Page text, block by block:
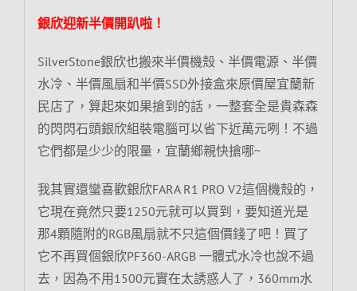
銀欣迎新半價開趴啦！
SilverStone銀欣也搬來半價機殼、半價電源、半價
水冷、半價風扇和半價SSD外接盒來原價屋宜蘭新
民店了，算起來如果搶到的話，一整套全是貴森森
的閃閃石頭銀欣組裝電腦可以省下近萬元咧！不過
它們都是少少的限量，宜蘭鄉親快搶哪~
我其實還蠻喜歡銀欣FARA R1 PRO V2這個機殼的，
它現在竟然只要1250元就可以買到，要知道光是
那4顆隨附的RGB風扇就不只這個價錢了吧！買了
它不再買個銀欣PF360-ARGB 一體式水冷也說不過
去，因為不用1500元實在太誘惑人了，360mm水